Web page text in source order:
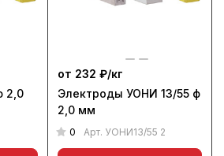
2,0
от 232 ₽/кг
Электроды УОНИ 13/55 ф
2,0 мм
0 Арт. УОНИ13/55 2